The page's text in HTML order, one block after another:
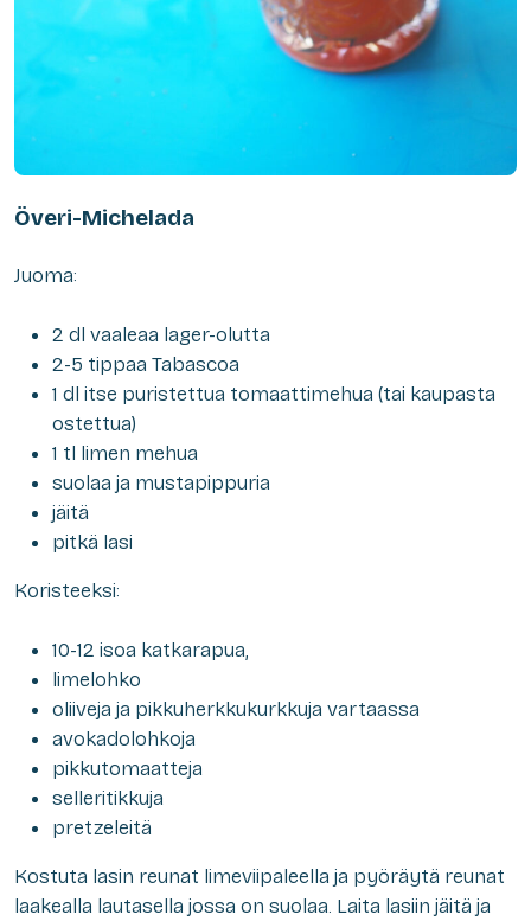
Överi-Michelada
Juoma:
2 dl vaaleaa lager-olutta
2-5 tippaa Tabascoa
1 dl itse puristettua tomaattimehua (tai kaupasta
ostettua)
1 tl limen mehua
suolaa ja mustapippuria
jäitä
pitkä lasi
Koristeeksi:
10-12 isoa katkarapua,
limelohko
oliiveja ja pikkuherkkukurkkuja vartaassa
avokadolohkoja
pikkutomaatteja
selleritikkuja
pretzeleitä
Kostuta lasin reunat limeviipaleella ja pyöräytä reunat
laakealla lautasella jossa on suolaa. Laita lasiin jäitä ja